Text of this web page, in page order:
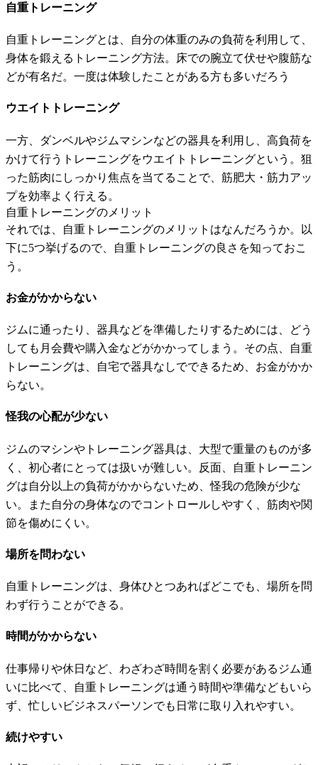
自重トレーニング
自重トレーニングとは、自分の体重のみの負荷を利用して、
身体を鍛えるトレーニング方法。床での腕立て伏せや腹筋な
どが有名だ。一度は体験したことがある方も多いだろう
ウエイトトレーニング
一方、ダンベルやジムマシンなどの器具を利用し、高負荷を
かけて行うトレーニングをウエイトトレーニングという。狙
った筋肉にしっかり焦点を当てることで、筋肥大・筋力アッ
プを効率よく行える。
自重トレーニングのメリット
それでは、自重トレーニングのメリットはなんだろうか。以
下に5つ挙げるので、自重トレーニングの良さを知っておこ
う。
お金がかからない
ジムに通ったり、器具などを準備したりするためには、どう
しても月会費や購入金などがかかってしまう。その点、自重
トレーニングは、自宅で器具なしでできるため、お金がかか
らない。
怪我の心配が少ない
ジムのマシンやトレーニング器具は、大型で重量のものが多
く、初心者にとっては扱いが難しい。反面、自重トレーニン
グは自分以上の負荷がかからないため、怪我の危険が少な
い。また自分の身体なのでコントロールしやすく、筋肉や関
節を傷めにくい。
場所を問わない
自重トレーニングは、身体ひとつあればどこでも、場所を問
わず行うことができる。
時間がかからない
仕事帰りや休日など、わざわざ時間を割く必要があるジム通
いに比べて、自重トレーニングは通う時間や準備などもいら
ず、忙しいビジネスパーソンでも日常に取り入れやすい。
続けやすい